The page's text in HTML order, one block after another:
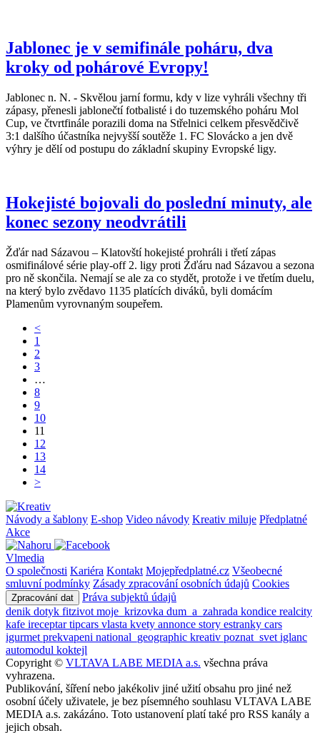
Jablonec je v semifinále poháru, dva
kroky od pohárové Evropy!
Jablonec n. N. - Skvělou jarní formu, kdy v lize vyhráli všechny tři
zápasy, přenesli jablonečtí fotbalisté i do tuzemského poháru Mol
Cup, ve čtvrtfinále porazili doma na Střelnici celkem přesvědčivě
3:1 dalšího účastníka nejvyšší soutěže 1. FC Slovácko a jen dvě
výhry je dělí od postupu do základní skupiny Evropské ligy.
Hokejisté bojovali do poslední minuty, ale
konec sezony neodvrátili
Žďár nad Sázavou – Klatovští hokejisté prohráli i třetí zápas
osmifinálové série play-off 2. ligy proti Žďáru nad Sázavou a sezona
pro ně skončila. Nemají se ale za co stydět, protože i ve třetím duelu,
na který bylo zvědavo 1135 platících diváků, byli domácím
Plamenům vyrovnaným soupeřem.
<
1
2
3
…
8
9
10
11
12
13
14
>
Návody a šablony E-shop Video návody Kreativ miluje Předplatné
Akce
Vlmedia
O společnosti Kariéra Kontakt Mojepředplatné.cz Všeobecné
smluvní podmínky Zásady zpracování osobních údajů Cookies
Zpracování dat
Práva subjektů údajů
denik dotyk fitzivot moje_krizovka dum_a_zahrada kondice realcity
kafe ireceptartipcars vlasta kvety annonce story estranky cars
igurmet prekvapeni national_geographic kreativ poznat_svet iglanc
automodul koktejl
Copyright © VLTAVA LABE MEDIA a.s. všechna práva
vyhrazena.
Publikování, šíření nebo jakékoliv jiné užití obsahu pro jiné než
osobní účely uživatele, je bez písemného souhlasu VLTAVA LABE
MEDIA a.s. zakázáno. Toto ustanovení platí také pro RSS kanály a
jejich obsah.